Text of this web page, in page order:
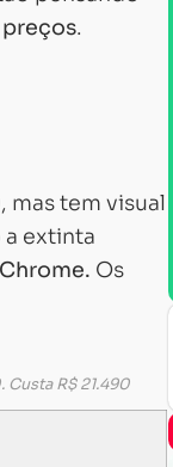
preços.
mas tem visual
extinta
Os
R$ 21.490